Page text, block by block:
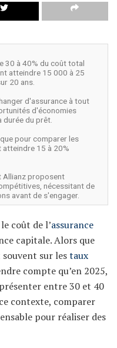
30 à 40% du coût total
atteindre 15 000 à 25
20 ans.
d'assurance à tout
d'économies
du prêt.
pour comparer les
15 à 20%
Allianz proposent
nécessitant de
avant de s'engager.
coût de l’assurance
capitale. Alors que
sur lestaux
compte qu’en 2025,
entre 30 et 40
contexte, comparer
pour réaliser des